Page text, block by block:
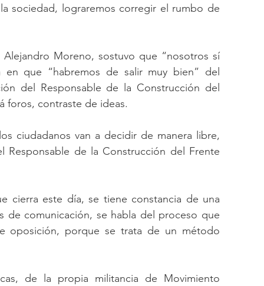
sociedad, lograremos corregir el rumbo de
Moreno, sostuvo que “nosotros sí
que “habremos de salir muy bien” del
del Responsable de la Construcción del
foros, contraste de ideas.
ciudadanos van a decidir de manera libre,
Responsable de la Construcción del Frente
cierra este día, se tiene constancia de una
de comunicación, se habla del proceso que
oposición, porque se trata de un método
de la propia militancia de Movimiento